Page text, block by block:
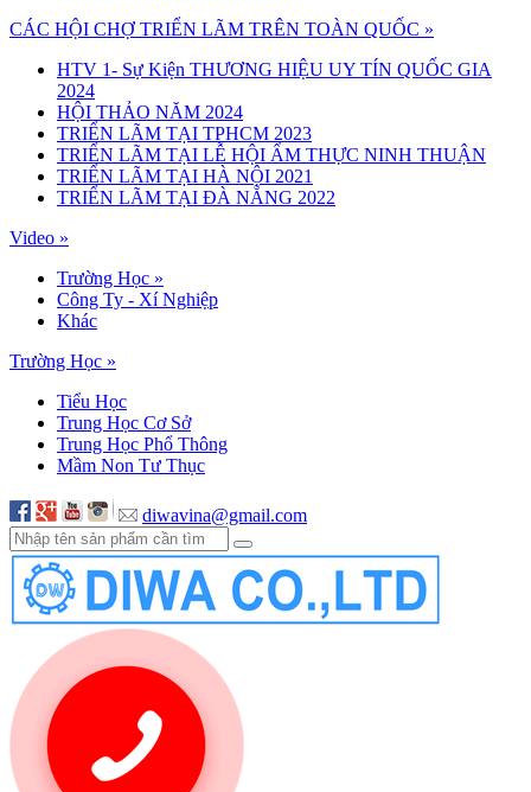
CÁC HỘI CHỢ TRIỂN LÃM TRÊN TOÀN QUỐC »
HTV 1- Sự Kiện THƯƠNG HIỆU UY TÍN QUỐC GIA
2024
HỘI THẢO NĂM 2024
TRIỂN LÃM TẠI TPHCM 2023
TRIỂN LÃM TẠI LỄ HỘI ẨM THỰC NINH THUẬN
TRIỂN LÃM TẠI HÀ NỘI 2021
TRIỂN LÃM TẠI ĐÀ NẴNG 2022
Video »
Trường Học »
Công Ty - Xí Nghiệp
Khác
Trường Học »
Tiểu Học
Trung Học Cơ Sở
Trung Học Phổ Thông
Mầm Non Tư Thục
diwavina@gmail.com